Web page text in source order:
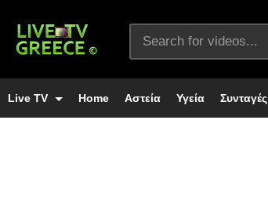
Live TV Home Αστεία Υγεία Συνταγές